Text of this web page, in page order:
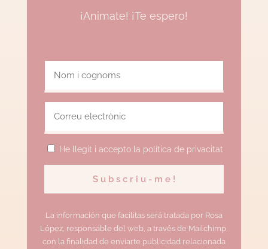
¡Animate! ¡Te espero!
He llegit i accepto la política de privacitat
La información que facilitas será tratada por Rosa
López, responsable del web, a través de Mailchimp,
con la finalidad de enviarte publicidad relacionada